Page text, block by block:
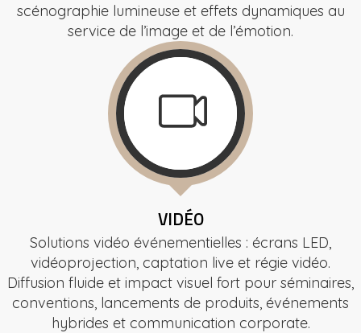
scénographie lumineuse et effets dynamiques au
service de l’image et de l’émotion.
VIDÉO
Solutions vidéo événementielles : écrans LED,
vidéoprojection, captation live et régie vidéo.
Diffusion fluide et impact visuel fort pour séminaires,
conventions, lancements de produits, événements
hybrides et communication corporate.